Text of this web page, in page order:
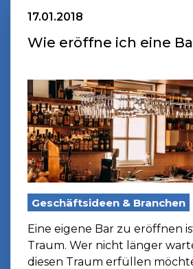
17.01.2018
Wie eröffne ich eine
Geschäftsideen & Branchen
Eine eigene Bar zu eröffnen
Traum. Wer nicht länger
diesen Traum erfüllen